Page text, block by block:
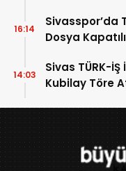
Sivasspor’da
Dosya
16:14
Sivas TÜRK-İŞ
Kubilay Töre
14:03